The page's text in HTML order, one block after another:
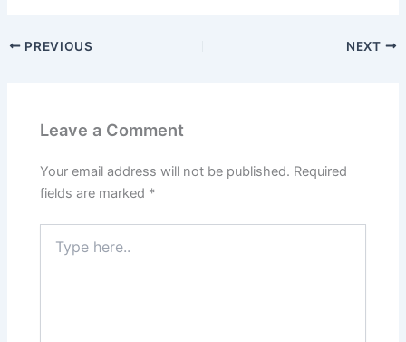
PREVIOUS NEXT
Leave a Comment
Your email address will not be published. Required
fields are marked *
here..